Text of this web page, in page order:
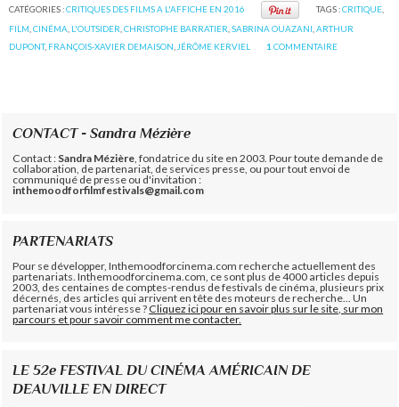
CATÉGORIES :CRITIQUES DES FILMS A L'AFFICHE EN 2016 TAGS :CRITIQUE,
FILM,CINÉMA, L'OUTSIDER,CHRISTOPHE BARRATIER,SABRINA OUAZANI,ARTHUR
DUPONT, FRANÇOIS-XAVIER DEMAISON,JÉRÔME KERVIEL 1COMMENTAIRE
CONTACT - Sandra Mézière
Contact : Sandra Mézière , fondatrice du site en 2003. Pour toute demande de
collaboration, de partenariat, de services presse, ou pour tout envoi de
communiqué de presse ou d'invitation :
inthemoodforfilmfestivals@gmail.com
PARTENARIATS
Pour se développer, Inthemoodforcinema.com recherche actuellement des
partenariats. Inthemoodforcinema.com, ce sont plus de 4000 articles depuis
2003, des centaines de comptes-rendus de festivals de cinéma, plusieurs prix
décernés, des articles qui arrivent en tête des moteurs de recherche... Un
partenariat vous intéresse ?Cliquez ici pour en savoir plus sur le site, sur mon
parcours et pour savoir comment me contacter.
LE 52e FESTIVAL DU CINÉMA AMÉRICAIN DE
DEAUVILLE EN DIRECT